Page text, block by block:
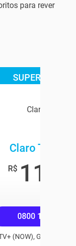
para rever
SUPER OFERTA
Claro TV+
Claro TV+
R$ 119
0800 158 4545
(NOW), Globoplay,